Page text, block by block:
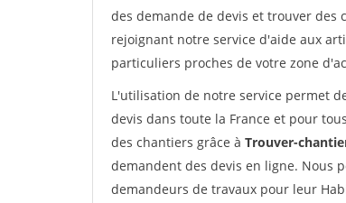
des demande de devis et trouver des
rejoignant notre service d'aide aux
particuliers proches de votre zone
L'utilisation de notre service permet
devis dans toute la France et pour
des chantiers grâce à Trouver-
demandent des devis en ligne. Nous
demandeurs de travaux pour leur